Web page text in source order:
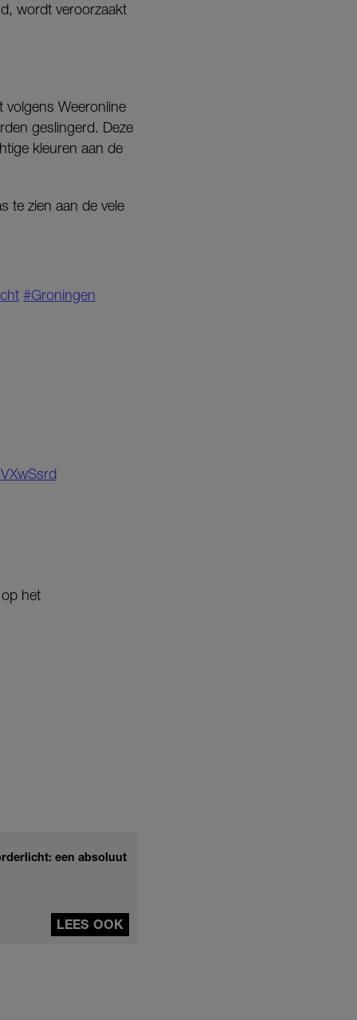
wordt veroorzaakt
volgens Weeronline
geslingerd. Deze
kleuren aan de
te zien aan de vele
#Groningen
het
een absoluut
LEES OOK